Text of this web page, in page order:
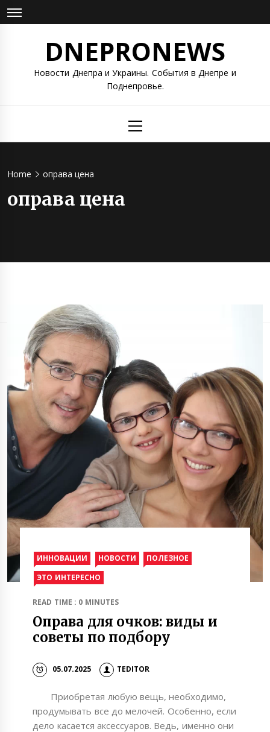
Skip
to
DNEPRONEWS
Новости Днепра и Украины. События в Днепре и
Поднепровье.
Menu
Home оправа цена
оправа цена
ИННОВАЦИИ НОВОСТИ
ПОЛЕЗНОЕ
ЭТО ИНТЕРЕСНО
READ TIME : 0 MINUTES
Оправа для очков: виды и
советы по подбору
05.07.2025 TEDITOR
Приобретая любую вещь, необходимо,
продумывать все до мелочей. Особенно, если
дело касается аксессуаров. Ведь, именно они